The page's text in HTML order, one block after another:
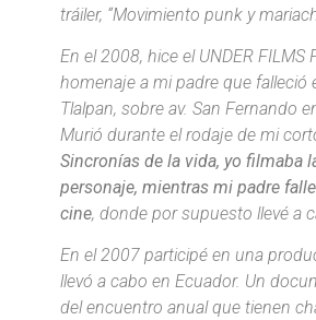
tráiler, “Movimiento punk y
En el 2008, hice el UNDER FILMS
homenaje a mi padre que falleció
Tlalpan, sobre av. San Fernando
Murió durante el rodaje de mi
Sincronías de la vida, yo filmaba
personaje, mientras mi padre
cine, donde por supuesto llevé a
En el 2007 participé en una
llevó a cabo en Ecuador. Un
del encuentro anual que tienen